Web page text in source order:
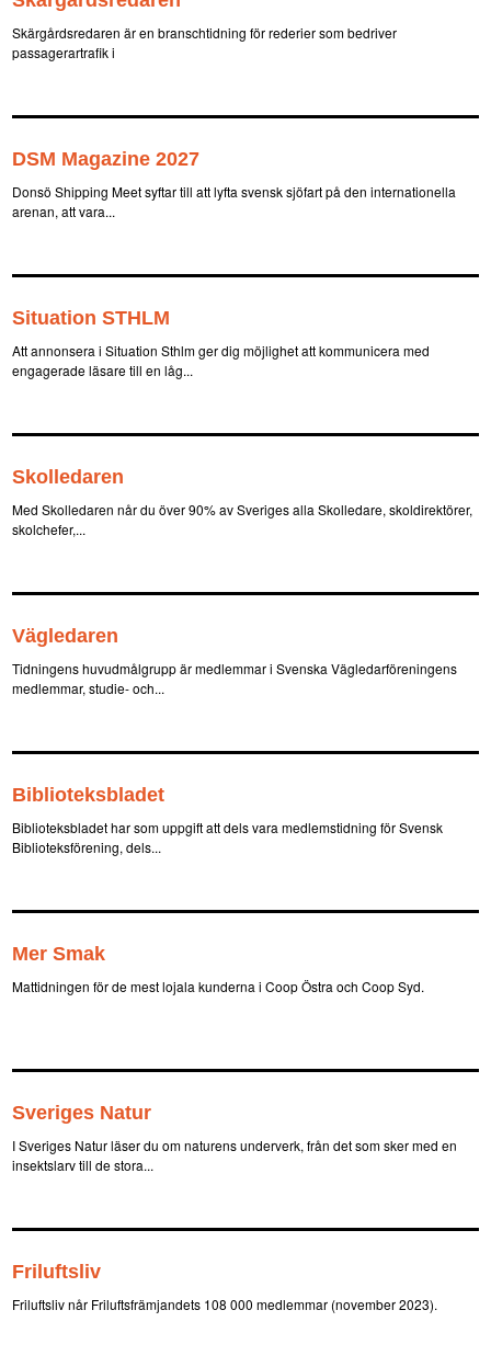
Skärgårdsredaren är en branschtidning för rederier som bedriver
passagerartrafik i
DSM Magazine 2027
Donsö Shipping Meet syftar till att lyfta svensk sjöfart på den internationella
arenan, att vara...
Situation STHLM
Att annonsera i Situation Sthlm ger dig möjlighet att kommunicera med
engagerade läsare till en låg...
Skolledaren
Med Skolledaren når du över 90% av Sveriges alla Skolledare, skoldirektörer,
skolchefer,...
Vägledaren
Tidningens huvudmålgrupp är medlemmar i Svenska Vägledarföreningens
medlemmar, studie- och...
Biblioteksbladet
Biblioteksbladet har som uppgift att dels vara medlemstidning för Svensk
Biblioteksförening, dels...
Mer Smak
Mattidningen för de mest lojala kunderna i Coop Östra och Coop Syd.
Sveriges Natur
I Sveriges Natur läser du om naturens underverk, från det som sker med en
insektslarv till de stora...
Friluftsliv
Friluftsliv når Friluftsfrämjandets 108 000 medlemmar (november 2023).